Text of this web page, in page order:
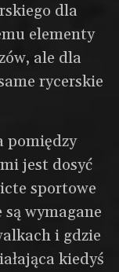
dla
elementy
ale dla
rycerskie
pomiędzy
jest dosyć
sportowe
wymagane
i gdzie
kiedyś